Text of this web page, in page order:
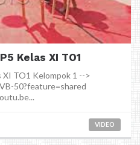
Kelas XI TO1
XI TO1 Kelompok 1 -->
50?feature=shared
VIDEO